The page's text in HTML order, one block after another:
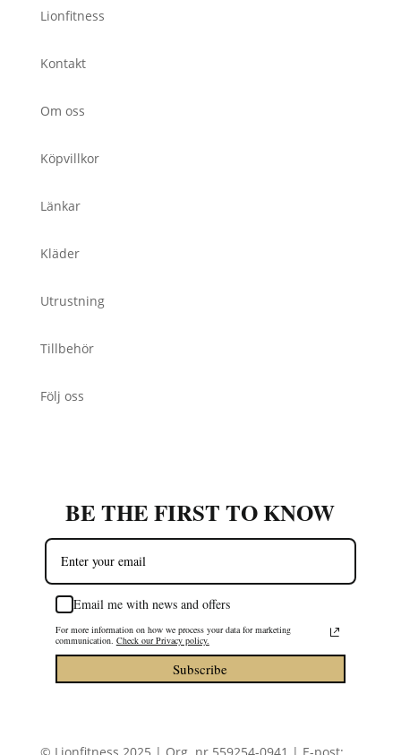
Lionfitness
Kontakt
Om oss
Köpvillkor
Länkar
Kläder
Utrustning
Tillbehör
Följ oss
BE THE FIRST TO KNOW
Email me with news and offers
For more information on how we process your data for marketing
communication. Check our Privacy policy.
Subscribe